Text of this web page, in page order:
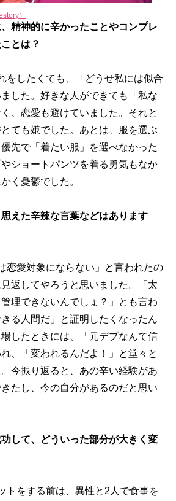
）
精神的に辛かったことやコンプレ
とは？
をしたくても、「どうせ私には似合
した。好きな人ができても「私な
、恋愛も避けていました。それと
ても嫌でした。あとは、服を選ぶ
先で「着たい服」を選べなかった
ショートパンツを着る勇気もなか
く憂鬱でした。
えた辛辣な言葉などはあります
恋愛対象にならない」と言われたの
返してやろうと思いました。「太
理できないんでしょ？」とも言わ
る人間だ」と証明したくなったん
したときには、「元デブなんて信
、「変われるんだよ！」と堂々と
今振り返ると、あの辛い経験があ
たし、今の自分があるのだと思い
して、どういった部分が大きく変
トをする前は、異性と2人で食事を